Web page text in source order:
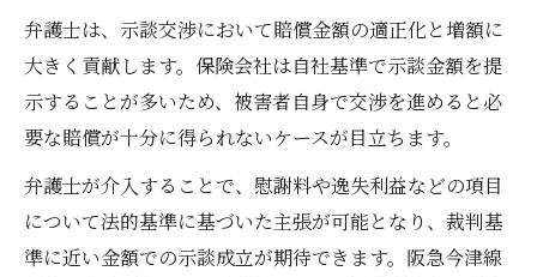
弁護士は、示談交渉において賠償金額の適正化と増額に
大きく貢献します。保険会社は自社基準で示談金額を提
示することが多いため、被害者自身で交渉を進めると必
要な賠償が十分に得られないケースが目立ちます。
弁護士が介入することで、慰謝料や逸失利益などの項目
について法的基準に基づいた主張が可能となり、裁判基
準に近い金額での示談成立が期待できます。阪急今津線